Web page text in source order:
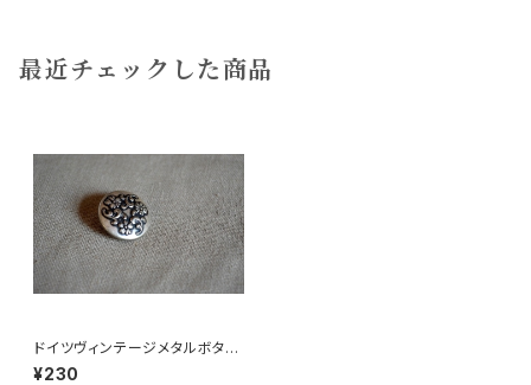
最近チェックした商品
ドイツヴィンテージメタルボタン
小花
¥230